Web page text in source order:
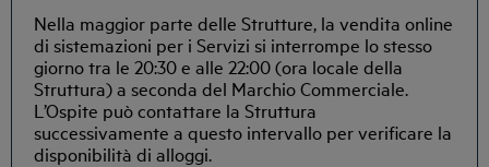
Nella maggior parte delle Strutture, la vendita online
di sistemazioni per i Servizi si interrompe lo stesso
giorno tra le 20:30 e alle 22:00 (ora locale della
Struttura) a seconda del Marchio Commerciale.
L’Ospite può contattare la Struttura
successivamente a questo intervallo per verificare la
disponibilità di alloggi.